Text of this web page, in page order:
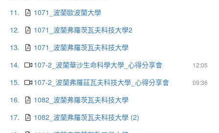
11.
1071_波蘭歐波蘭大學
12.
1071_波蘭弗羅茨瓦夫科技大學2
13.
1071_波蘭弗羅茨瓦夫科技大學
14.
12:05
107-2_波蘭華沙生命科學大學_心得分享會
15.
09:36
107-2_波蘭弗羅茲瓦夫科技大學_心得分享會
16.
1082_波蘭弗羅茨瓦夫科技大學
17.
1082_波蘭弗羅茨瓦夫科技大學 (2)